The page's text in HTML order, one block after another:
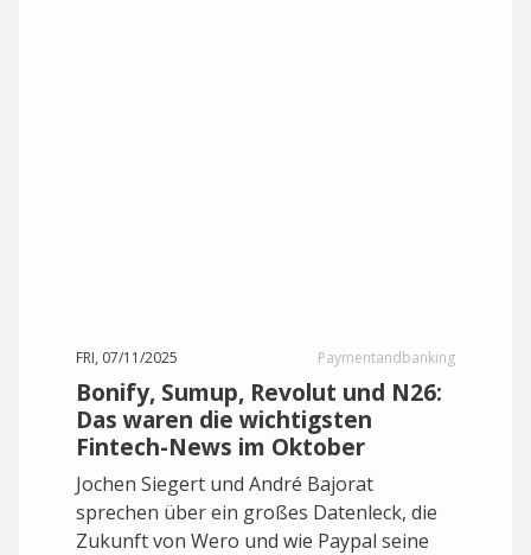
FRI, 07/11/2025 Paymentandbanking
Bonify, Sumup, Revolut und N26:
Das waren die wichtigsten
Fintech-News im Oktober
Jochen Siegert und André Bajorat
sprechen über ein großes Datenleck, die
Zukunft von Wero und wie Paypal seine